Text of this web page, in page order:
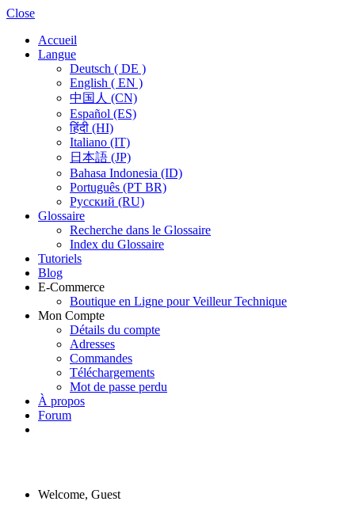
Close
Accueil
Langue
Deutsch ( DE )
English ( EN )
中国人 (CN)
Español (ES)
हिंदी (HI)
Italiano (IT)
日本語 (JP)
Bahasa Indonesia (ID)
Português (PT BR)
Pусский (RU)
Glossaire
Recherche dans le Glossaire
Index du Glossaire
Tutoriels
Blog
E-Commerce
Boutique en Ligne pour Veilleur Technique
Mon Compte
Détails du compte
Adresses
Commandes
Téléchargements
Mot de passe perdu
À propos
Forum
Welcome, Guest